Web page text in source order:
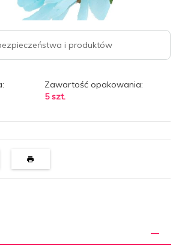
i produktów
Zawartość opakowania:
5 szt.